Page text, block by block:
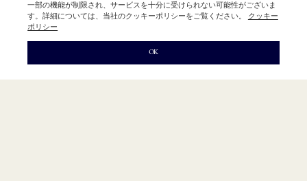
Fukuoka「R」
Kyoto「R」
一部の機能が制限され、サービスを十分に受けられない可能性がございま
す。詳細については、当社のクッキーポリシーをご覧ください。
クッキー
ポリシー
OK